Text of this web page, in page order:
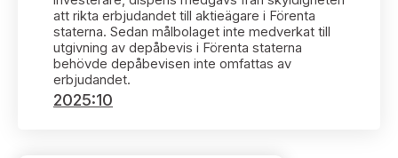
att rikta erbjudandet till aktieägare i Förenta
staterna. Sedan målbolaget inte medverkat till
utgivning av depåbevis i Förenta staterna
behövde depåbevisen inte omfattas av
erbjudandet.
2025:10